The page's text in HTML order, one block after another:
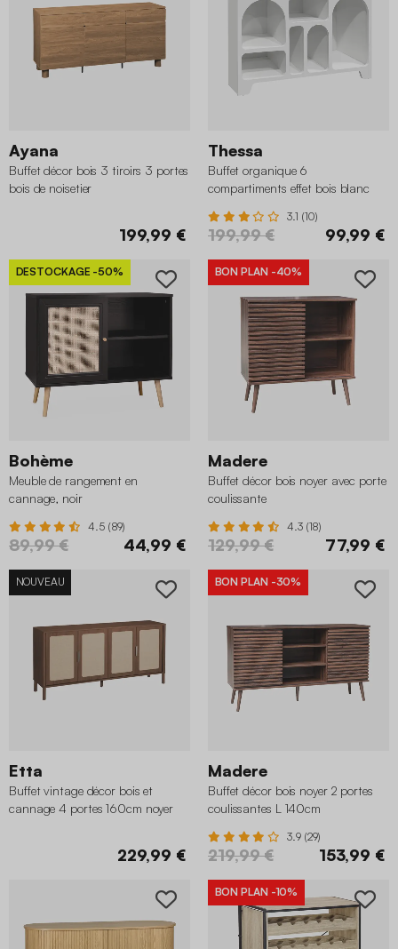
Ayana
Buffet décor bois 3 tiroirs 3 portes
bois de noisetier
199,99 €
Thessa
Buffet organique 6
compartiments effet bois blanc
3.1 (10)
199,99 € 99,99 €
DESTOCKAGE -50%
Bohème
Meuble de rangement en
cannage, noir
4.5 (89)
89,99 € 44,99 €
BON PLAN -40%
Madere
Buffet décor bois noyer avec porte
coulissante
4.3 (18)
129,99 € 77,99 €
NOUVEAU
Etta
Buffet vintage décor bois et
cannage 4 portes 160cm noyer
229,99 €
BON PLAN -30%
Madere
Buffet décor bois noyer 2 portes
coulissantes L 140cm
3.9 (29)
219,99 € 153,99 €
BON PLAN -10%